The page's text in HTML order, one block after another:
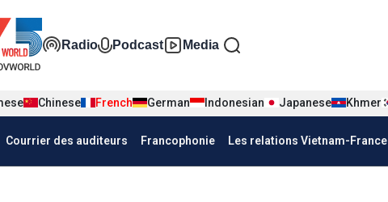
Đa phương tiện tiếng Pháp
Radio Podcast Media
Chinese French German Indonesian Japanese Khmer
Pháp
Courrier des auditeurs Francophonie Les relations Vietnam-France